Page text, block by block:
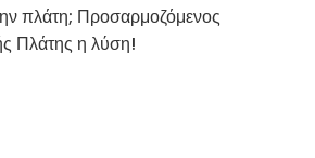
πλάτη; Προσαρμοζόμενος
Πλάτης η λύση!